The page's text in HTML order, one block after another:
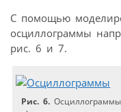
С помощью
осциллограммы
рис. 6 и 7.
Рис. 6.